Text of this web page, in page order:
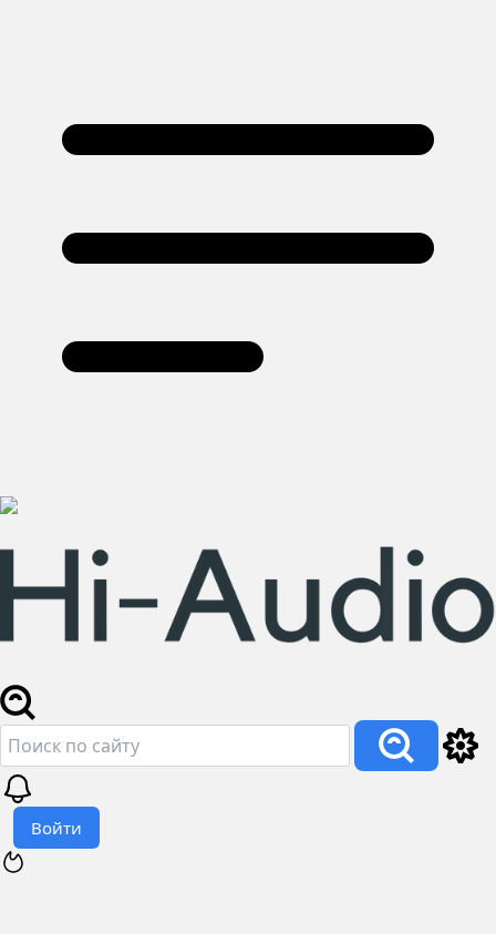
Войти